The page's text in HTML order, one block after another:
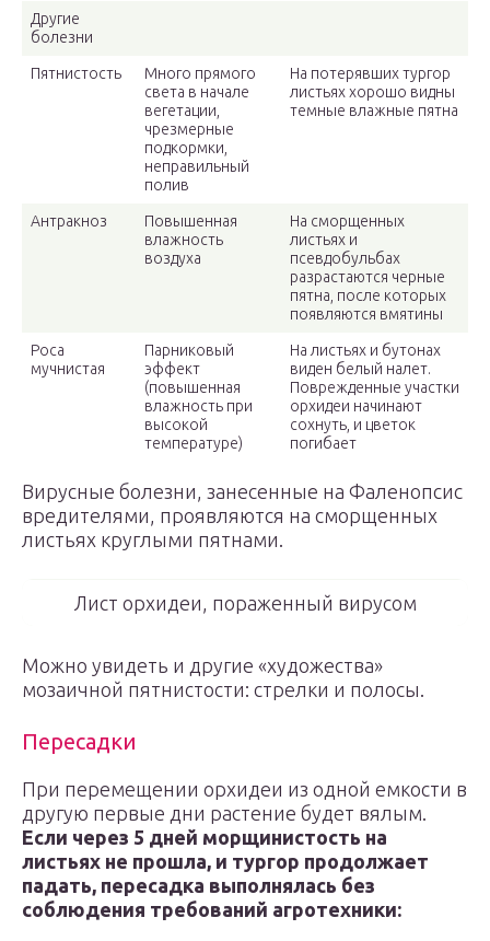
Другие
болезни
Пятнистость
Много прямого
света в начале
вегетации,
чрезмерные
подкормки,
неправильный
полив
На потерявших тургор
листьях хорошо видны
темные влажные пятна
Антракноз
Повышенная
влажность
воздуха
На сморщенных
листьях и
псевдобульбах
разрастаются черные
пятна, после которых
появляются вмятины
Роса
мучнистая
Парниковый
эффект
(повышенная
влажность при
высокой
температуре)
На листьях и бутонах
виден белый налет.
Поврежденные участки
орхидеи начинают
сохнуть, и цветок
погибает
Вирусные болезни, занесенные на Фаленопсис
вредителями, проявляются на сморщенных
листьях круглыми пятнами.
Лист орхидеи, пораженный вирусом
Можно увидеть и другие «художества»
мозаичной пятнистости: стрелки и полосы.
Пересадки
При перемещении орхидеи из одной емкости в
другую первые дни растение будет вялым.
Если через 5 дней морщинистость на
листьях не прошла, и тургор продолжает
падать, пересадка выполнялась без
соблюдения требований агротехники: